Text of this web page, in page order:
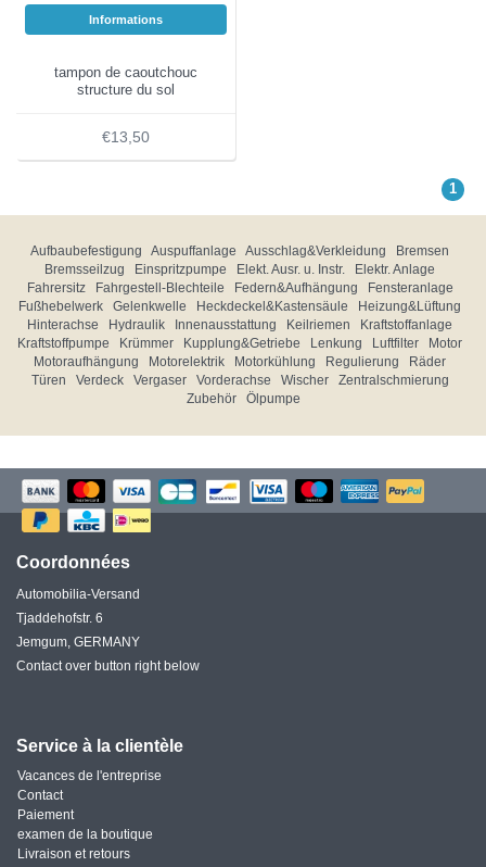
Informations
tampon de caoutchouc
structure du sol
€13,50
1
Aufbaubefestigung Auspuffanlage Ausschlag&Verkleidung
Bremsen
Bremsseilzug
Einspritzpumpe Elekt. Ausr. u. Instr.
Elektr. Anlage
Fahrersitz
Fahrgestell-Blechteile Federn&Aufhängung
Fensteranlage
Fußhebelwerk
Gelenkwelle Heckdeckel&Kastensäule
Heizung&Lüftung
Hinterachse
Hydraulik Innenausstattung Keilriemen
Kraftstoffanlage
Kraftstoffpumpe
Krümmer Kupplung&Getriebe Lenkung Luftfilter
Motor
Motoraufhängung
Motorelektrik Motorkühlung Regulierung
Räder
Türen
Verdeck Vergaser Vorderachse Wischer
Zentralschmierung
Zubehör
Ölpumpe
Coordonnées
Automobilia-Versand
Tjaddehofstr. 6
Jemgum, GERMANY
Contact over button right below
Service à la clientèle
Vacances de l'entreprise
Contact
Paiement
examen de la boutique
Livraison et retours